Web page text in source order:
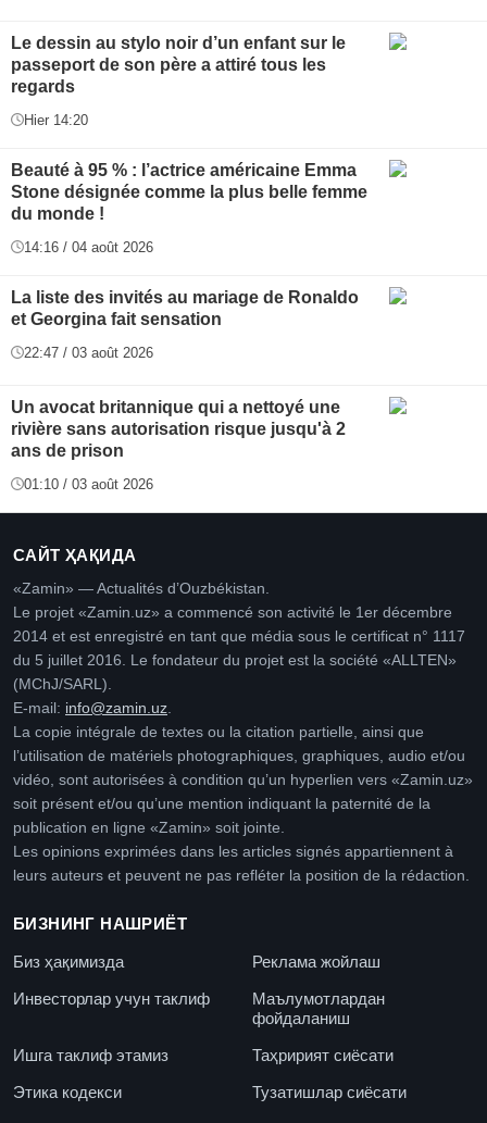
Le dessin au stylo noir d’un enfant sur le
passeport de son père a attiré tous les
regards
Hier 14:20
Beauté à 95 % : l’actrice américaine Emma
Stone désignée comme la plus belle femme
du monde !
14:16 / 04 août 2026
La liste des invités au mariage de Ronaldo
et Georgina fait sensation
22:47 / 03 août 2026
Un avocat britannique qui a nettoyé une
rivière sans autorisation risque jusqu'à 2
ans de prison
01:10 / 03 août 2026
САЙТ ҲАҚИДА
«Zamin» — Actualités d’Ouzbékistan.
Le projet «Zamin.uz» a commencé son activité le 1er décembre
2014 et est enregistré en tant que média sous le certificat n° 1117
du 5 juillet 2016. Le fondateur du projet est la société «ALLTEN»
(MChJ/SARL).
E-mail: info@zamin.uz
La copie intégrale de textes ou la citation partielle, ainsi que
l’utilisation de matériels photographiques, graphiques, audio et/ou
vidéo, sont autorisées à condition qu’un hyperlien vers «Zamin.uz»
soit présent et/ou qu’une mention indiquant la paternité de la
publication en ligne «Zamin» soit jointe.
Les opinions exprimées dans les articles signés appartiennent à
leurs auteurs et peuvent ne pas refléter la position de la rédaction.
БИЗНИНГ НАШРИЁТ
Биз ҳақимизда
Реклама жойлаш
Инвесторлар учун таклиф
Маълумотлардан
фойдаланиш
Ишга таклиф этамиз
Таҳририят сиёсати
Этика кодекси
Тузатишлар сиёсати